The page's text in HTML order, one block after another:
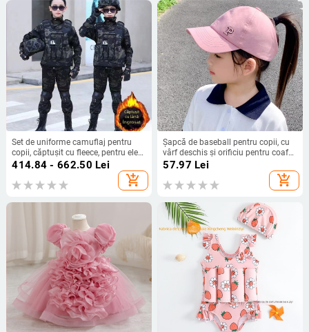
Set de uniforme camuflaj pentru
copii, căptușit cu fleece, pentru elevi
din învățământ primar și gimnazial,
băieți și fete, pregătire militară
414.84 - 662.50 Lei
add_shopping_cart
Șapcă de baseball pentru copii, cu
vârf deschis și orificiu pentru coafă,
protecție UV, pălărie de soare
57.97 Lei
add_shopping_cart